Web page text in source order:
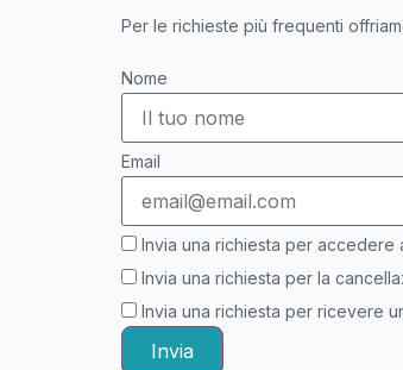
Per le richieste più frequenti
Nome
Email
Invia una richiesta per accedere
Invia una richiesta per la
Invia una richiesta per ricevere